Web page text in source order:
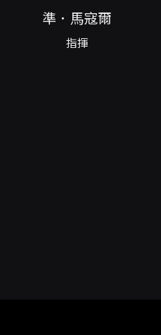
樂家，並在同年七月間
鳴驚人，深獲好評。
鋼琴家希斯金帶來普羅柯
協奏曲，作品26；音樂
：《羅密歐與茱麗葉》
，絢麗結尾。本次巡迴
高雄，更將帶領青年音樂
聽見青年音樂家們的無窮
對不同凡響！
準．馬寇爾
指揮